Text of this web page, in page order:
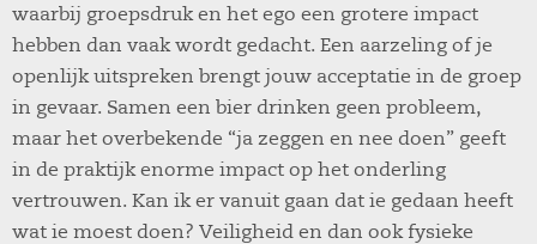
waarbij groepsdruk en het ego een grotere impact
hebben dan vaak wordt gedacht. Een aarzeling of je
openlijk uitspreken brengt jouw acceptatie in de groep
in gevaar. Samen een bier drinken geen probleem,
maar het overbekende “ja zeggen en nee doen” geeft
in de praktijk enorme impact op het onderling
vertrouwen. Kan ik er vanuit gaan dat ie gedaan heeft
wat ie moest doen? Veiligheid en dan ook fysieke